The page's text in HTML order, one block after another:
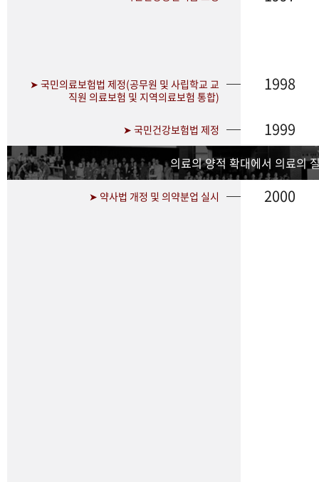
➤ 국민의료보험법 제정(공무원 및 사립학교 교
직원 의료보험 및 지역의료보험 통합)
1998
➤ 국민건강보험법 제정 1999
의료의 양적 확대에서 의료의
➤ 약사법 개정 및 의약분업 실시 2000